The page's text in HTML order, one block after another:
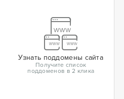
Узнать поддомены сайта
Получите список
поддоменов в 2 клика